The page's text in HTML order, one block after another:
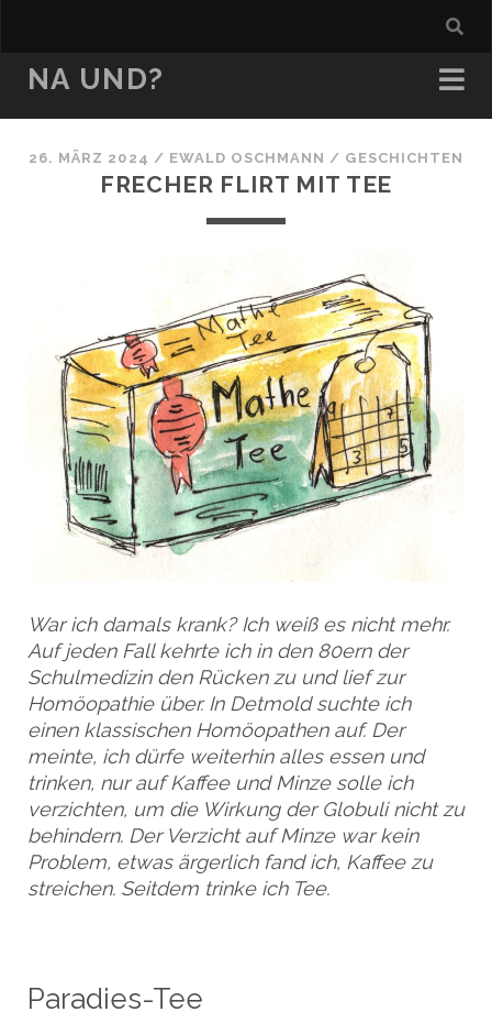
NA UND?
26. MÄRZ 2024 / EWALD OSCHMANN / GESCHICHTEN
FRECHER FLIRT MIT TEE
War ich damals krank? Ich weiß es nicht mehr.
Auf jeden Fall kehrte ich in den 80ern der
Schulmedizin den Rücken zu und lief zur
Homöopathie über. In Detmold suchte ich
einen klassischen Homöopathen auf. Der
meinte, ich dürfe weiterhin alles essen und
trinken, nur auf Kaffee und Minze solle ich
verzichten, um die Wirkung der Globuli nicht zu
behindern. Der Verzicht auf Minze war kein
Problem, etwas ärgerlich fand ich, Kaffee zu
streichen. Seitdem trinke ich Tee.
Paradies-Tee